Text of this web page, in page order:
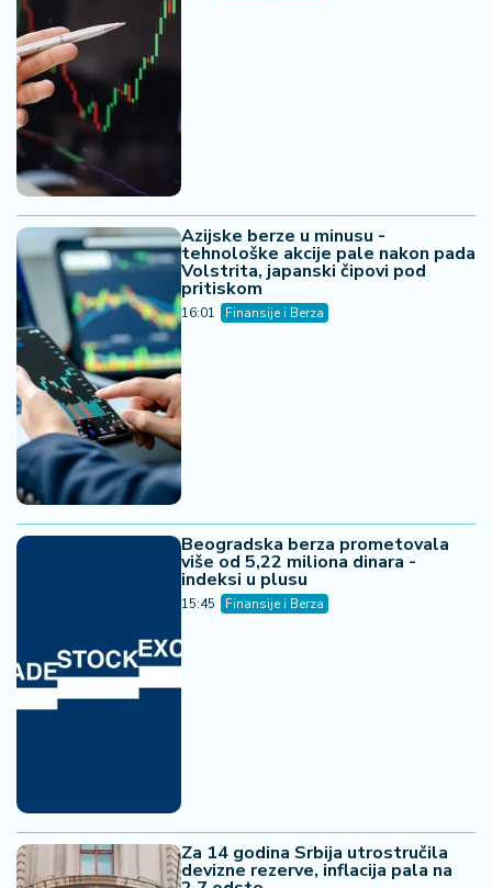
Azijske berze u minusu -
tehnološke akcije pale nakon pada
Volstrita, japanski čipovi pod
pritiskom
16:01 Finansije i Berza
Beogradska berza prometovala
više od 5,22 miliona dinara -
indeksi u plusu
15:45 Finansije i Berza
Za 14 godina Srbija utrostručila
devizne rezerve, inflacija pala na